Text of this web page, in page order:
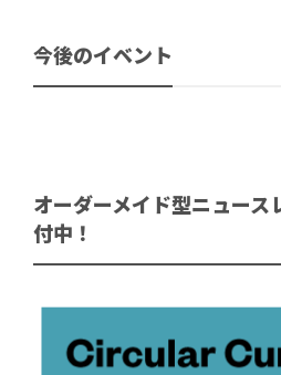
今後のイベント
オーダーメイド型ニュース
付中！